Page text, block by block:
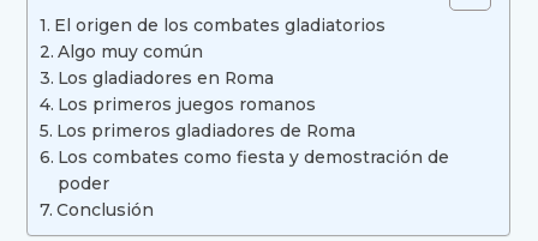
El origen de los combates gladiatorios
Algo muy común
Los gladiadores en Roma
Los primeros juegos romanos
Los primeros gladiadores de Roma
Los combates como fiesta y demostración de
poder
Conclusión